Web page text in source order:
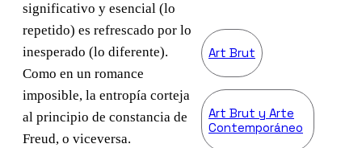
significativo y esencial (lo
repetido) es refrescado por lo
inesperado (lo diferente).
Como en un romance
imposible, la entropía corteja
al principio de constancia de
Freud, o viceversa.
Art Brut
Art Brut y Arte
Contemporáneo